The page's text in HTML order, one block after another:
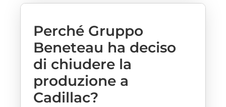
Perché Gruppo
Beneteau ha deciso
di chiudere la
produzione a
Cadillac?